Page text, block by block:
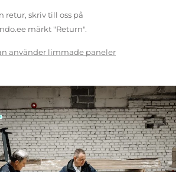
retur, skriv till oss på
märkt "Return".
använder limmade paneler